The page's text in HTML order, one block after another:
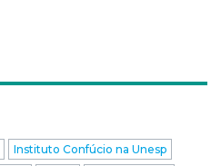
Instituto Confúcio na Unesp